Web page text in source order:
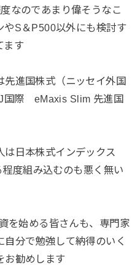
なのであまり偉そうなこ
やS＆P500以外にも検討す
ます
進国株式（ニッセイ外国
国際 eMaxis Slim 先進国
日本株式インデックス
度組み込むのも悪く無い
を始める皆さんも、専門家
分で勉強して納得のいく
お勧めします